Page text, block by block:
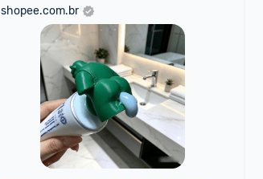
shopee.com.br